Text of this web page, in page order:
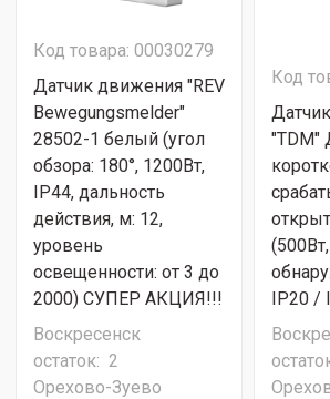
Код товара: 00030279
Датчик движения "REV
Bewegungsmelder"
28502-1 белый (угол
обзора: 180°, 1200Вт,
IP44, дальность
действия, м: 12,
уровень
освещенности: от 3 до
2000) СУПЕР АКЦИЯ!!!
Воскресенск
остаток: 2
Орехово-Зуево
Код
IP20 /